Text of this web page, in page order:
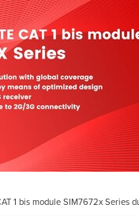
1 bis module SIM7672x Series